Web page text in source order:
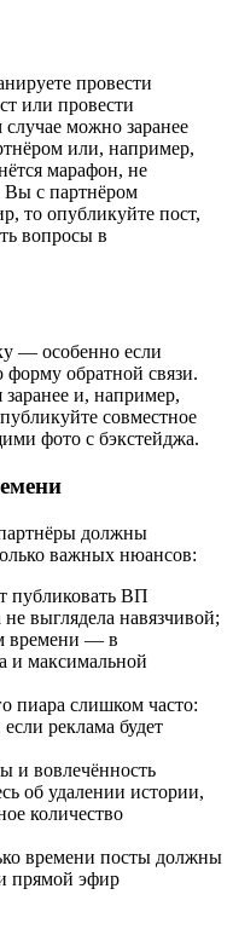
провести
или провести
можно заранее
или, например,
марафон, не
Вы с партнёром
то опубликуйте пост,
вопросы в
— особенно если
обратной связи.
и, например,
совместное
фото с бэкстейджа.
должны
важных нюансов:
публиковать ВП
выглядела навязчивой;
времени — в
и максимальной
пиара слишком часто:
реклама будет
и вовлечённость
об удалении истории,
количество
времени посты должны
прямой эфир